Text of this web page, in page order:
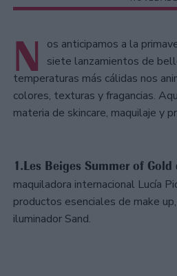
N
os anticipamos a la
siete lanzamientos de
temperaturas más cálidas nos
colores, texturas y fragancias.
materia de skincare, maquilaje y
1.Les Beiges Summer of Gold
maquiladora internacional Lucía
productos esenciales de make
iluminador Sand.